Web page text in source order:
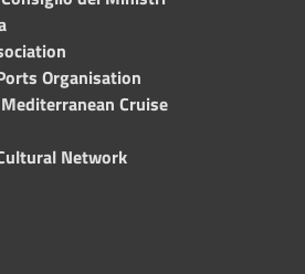
Organisation
Cruise
Network